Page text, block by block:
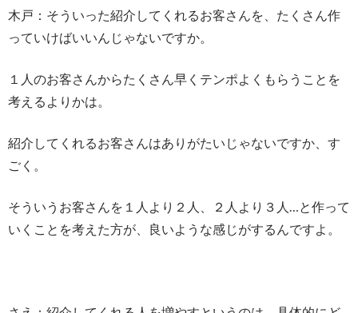
木戸：そういった紹介してくれるお客さんを、たくさん作
っていけばいいんじゃないですか。
１人のお客さんからたくさん早くテンポよくもらうことを
考えるよりかは。
紹介してくれるお客さんはありがたいじゃないですか、す
ごく。
そういうお客さんを１人より２人、２人より３人…と作って
いくことを考えた方が、良いような感じがするんですよ。